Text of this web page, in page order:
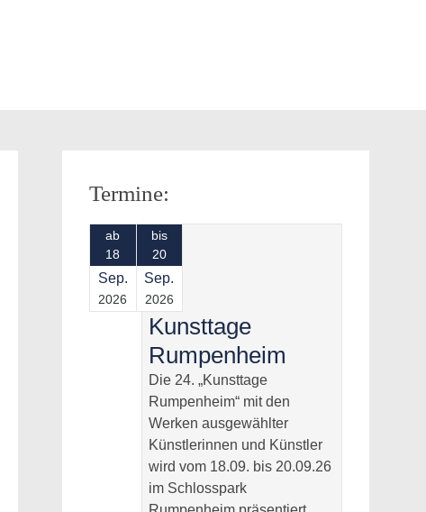
Termine:
ab
18
Sep.
2026
bis
20
Sep.
2026
Kunsttage
Rumpenheim
Die 24. „Kunsttage
Rumpenheim“ mit den
Werken ausgewählter
Künstlerinnen und Künstler
wird vom 18.09. bis 20.09.26
im Schlosspark